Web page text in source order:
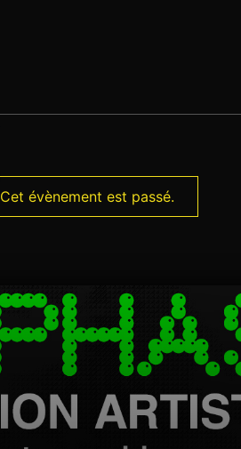
Cet évènement est passé.